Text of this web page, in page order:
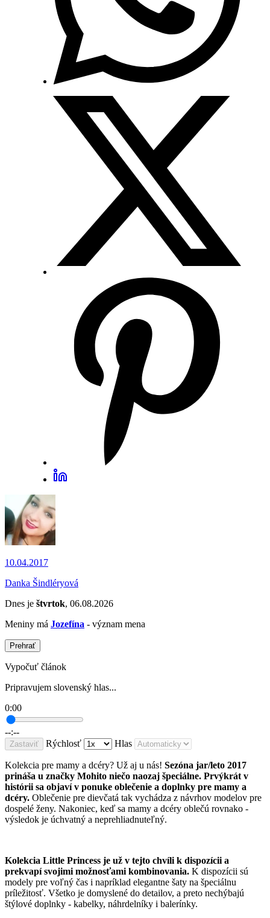
10.04.2017
Danka Šindléryová
Dnes je štvrtok, 06.08.2026
Meniny má Jozefína - význam mena
Prehrať
Vypočuť článok
Pripravujem slovenský hlas...
0:00
--:--
Zastaviť Rýchlosť Hlas
Kolekcia pre mamy a dcéry? Už aj u nás! Sezóna jar/leto 2017
prináša u značky Mohito niečo naozaj špeciálne. Prvýkrát v
histórii sa objaví v ponuke oblečenie a doplnky pre mamy a
dcéry. Oblečenie pre dievčatá tak vychádza z návrhov modelov pre
dospelé ženy. Nakoniec, keď sa mamy a dcéry oblečú rovnako -
výsledok je úchvatný a neprehliadnuteľný.
Kolekcia Little Princess je už v tejto chvíli k dispozícii a
prekvapí svojimi možnosťami kombinovania. K dispozícii sú
modely pre voľný čas i napríklad elegantne šaty na špeciálnu
príležitosť. Všetko je domyslené do detailov, a preto nechýbajú
štýlové doplnky - kabelky, náhrdelníky i balerínky.